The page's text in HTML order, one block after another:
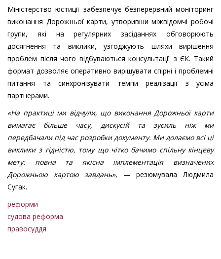
Міністерство юстиції забезпечує безперервний моніторинг
виконання Дорожньої карти, утворивши міжвідомчі робочі
групи, які на регулярних засіданнях обговорюють
досягнення та виклики, узгоджують шляхи вирішення
проблем після чого відбуваються консультації з ЄК. Такий
формат дозволяє оперативно вирішувати спірні і проблемні
питання та синхронізувати темпи реалізації з усіма
партнерами.
«На практиці ми відчули, що виконання Дорожньої карти
вимагає більше часу, дискусій та зусиль ніж ми
передбачали під час розробки документу. Ми долаємо всі ці
виклики з гідністю, тому що чітко бачимо спільну кінцеву
мету: повна та якісна імплементація визначених
Дорожньою картою завдань», — резюмувала Людмила
Сугак.
реформи
судова реформа
правосуддя